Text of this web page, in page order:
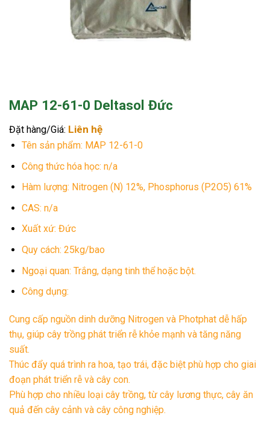
MAP 12-61-0 Deltasol Đức
Đặt hàng/Giá: Liên hệ
Tên sản phẩm: MAP 12-61-0
Công thức hóa học: n/a
Hàm lượng: Nitrogen (N) 12%, Phosphorus (P2O5) 61%
CAS: n/a
Xuất xứ: Đức
Quy cách: 25kg/bao
Ngoại quan: Trắng, dạng tinh thể hoặc bột.
Công dụng:
Cung cấp nguồn dinh dưỡng Nitrogen và Photphat dễ hấp
thụ, giúp cây trồng phát triển rễ khỏe mạnh và tăng năng
suất.
Thúc đẩy quá trình ra hoa, tạo trái, đặc biệt phù hợp cho giai
đoạn phát triển rễ và cây con.
Phù hợp cho nhiều loại cây trồng, từ cây lương thực, cây ăn
quả đến cây cảnh và cây công nghiệp.